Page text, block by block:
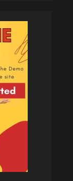
का नया
की
रही है
लखनऊ और